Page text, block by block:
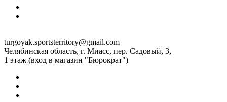
turgoyak.sportsterritory@gmail.com
Челябинская область, г. Миасс, пер. Садовый, 3,
1 этаж (вход в магазин "Бюрократ")